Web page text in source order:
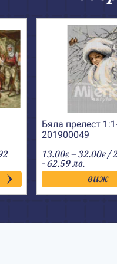
Бяла прелест
201900049
13.00€ –32.00€/
- 62.59 лв.
виж